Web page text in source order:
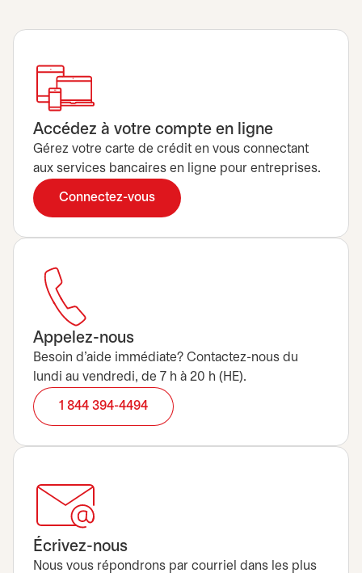
Accédez à votre compte en ligne
Gérez votre carte de crédit en vous connectant
aux services bancaires en ligne pour entreprises.
Connectez-vouss’ouvre dans un nouvel onglet
Appelez-nous
Besoin d’aide immédiate? Contactez-nous du
lundi au vendredi, de 7 h à 20 h (HE).
1 844 394-4494
Écrivez-nous
Nous vous répondrons par courriel dans les plus